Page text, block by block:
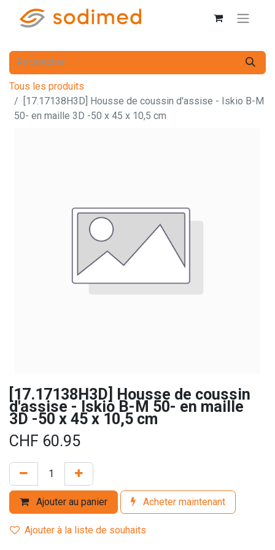
Tous les produits
[17.17138H3D] Housse de coussin d'assise - Iskio B-M
50- en maille 3D -50 x 45 x 10,5 cm
[17.17138H3D] Housse de coussin
d'assise - Iskio B-M 50- en maille
3D -50 x 45 x 10,5 cm
CHF 60.95
Ajouter au panier Acheter maintenant
Ajouter à la liste de souhaits